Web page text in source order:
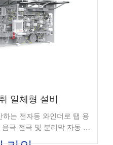
일체형 설비
는 전자동 와인더로 탭 용
극 전극 및 분리막 자동 권